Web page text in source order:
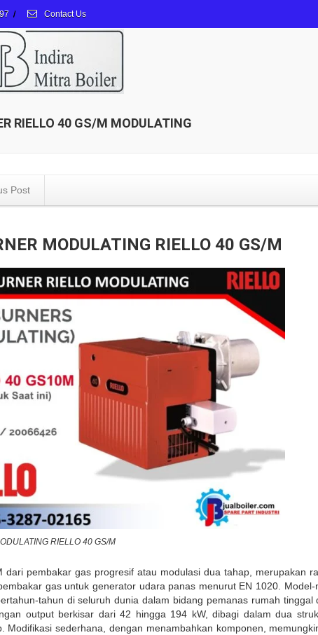
/ Contact Us
RIELLO 40 GS/M MODULATING
Post
MODULATING RIELLO 40 GS/M
RIELLO 40 GS/M
dari pembakar gas progresif atau modulasi dua tahap, merupakan
gas untuk generator udara panas menurut EN 1020.
tahun di seluruh dunia dalam bidang pemanas rumah
output berkisar dari 42 hingga 194 kW, dibagi dalam dua
Modifikasi sederhana, dengan menambahkan komponen,